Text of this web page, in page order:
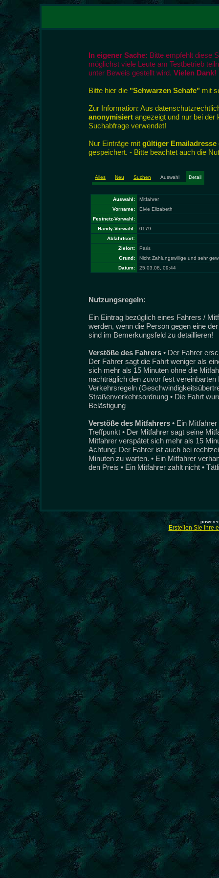
In eigener Sache: Bitte empfehlt diese
möglichst viele Leute am Testbetrieb
unter Beweis gestellt wird. Vielen Dank!
Bitte hier die "Schwarzen Schafe" mit
Zur Information: Aus
anonymisiert angezeigt und nur bei der
Suchabfrage verwendet!
Nur Einträge mit gültiger Emailadresse
gespeichert. - Bitte beachtet auch die
Alles Neu Suchen Auswahl Detail
Auswahl:
Mitfahrer
Vorname:
Elvie Elizabeth
Festnetz-Vorwahl:
Handy-Vorwahl:
0179
Abfahrtsort:
Zielort:
Paris
Grund:
Nicht Zahlungswillige und sehr
Datum:
25.03.08, 09:44
Nutzungsregeln:
Ein Eintrag bezüglich eines Fahrers /
werden, wenn die Person gegen eine
sind im Bemerkungsfeld zu detaillieren!
Verstöße des Fahrers • Der Fahrer
Der Fahrer sagt die Fahrt weniger als
sich mehr als 15 Minuten ohne die
nachträglich den zuvor fest
Verkehrsregeln
Straßenverkehrsordnung • Die Fahrt
Belästigung
Verstöße des Mitfahrers • Ein
Treffpunkt • Der Mitfahrer sagt seine
Mitfahrer verspätet sich mehr als 15
Achtung: Der Fahrer ist auch bei
Minuten zu warten. • Ein Mitfahrer
den Preis • Ein Mitfahrer zahlt nicht •
Erstellen Sie Ihre